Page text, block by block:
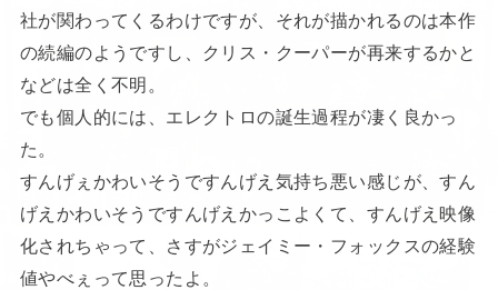
社が関わってくるわけですが、それが描かれるのは本作
の続編のようですし、クリス・クーパーが再来するかと
などは全く不明。
でも個人的には、エレクトロの誕生過程が凄く良かっ
た。
すんげぇかわいそうですんげえ気持ち悪い感じが、すん
げえかわいそうですんげえかっこよくて、すんげえ映像
化されちゃって、さすがジェイミー・フォックスの経験
値やべぇって思ったよ。